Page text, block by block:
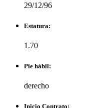
29/12/96
Estatura:
1.70
Pie hábil:
derecho
Inicio Contrato: